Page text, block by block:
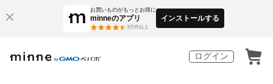
お買いものがもっとお得に
minneのアプリ
3万件以上
インストールする
ログイン